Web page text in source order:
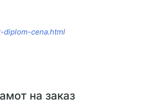
diplom-cena.html
на заказ